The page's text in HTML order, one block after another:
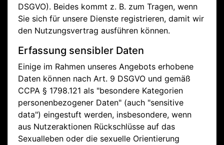
DSGVO). Beides kommt z. B. zum Tragen, wenn
Sie sich für unsere Dienste registrieren, damit wir
den Nutzungsvertrag ausführen können.
Erfassung sensibler Daten
Einige im Rahmen unseres Angebots erhobene
Daten können nach Art. 9 DSGVO und gemäß
CCPA § 1798.121 als "besondere Kategorien
personenbezogener Daten" (auch "sensitive
data") eingestuft werden, insbesondere, wenn
aus Nutzeraktionen Rückschlüsse auf das
Sexualleben oder die sexuelle Orientierung